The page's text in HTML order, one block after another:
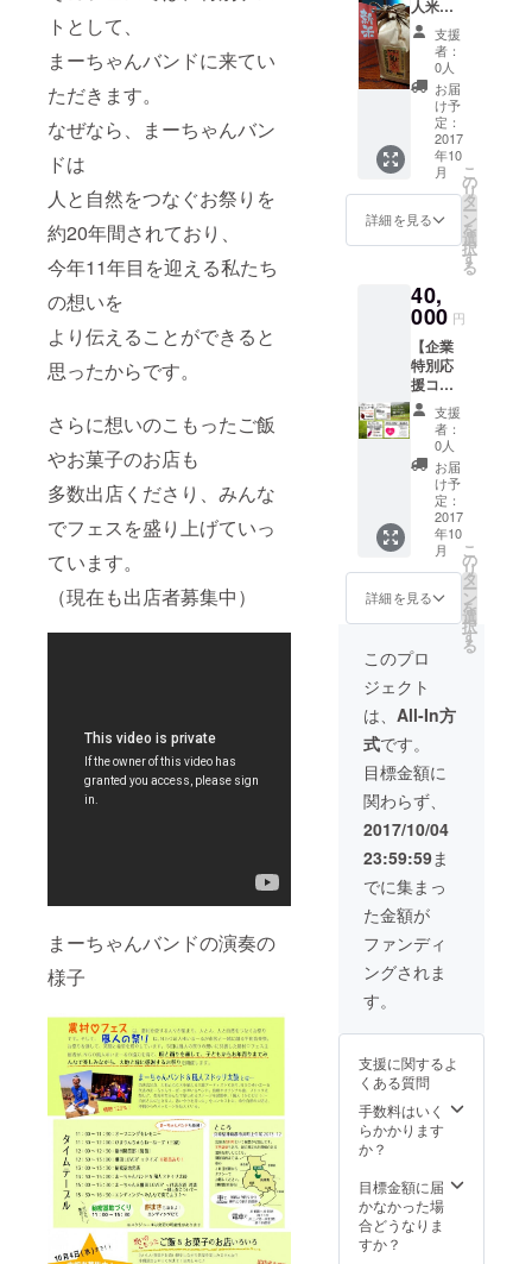
トとして、
まーちゃんバンドに来てい
ただきます。
なぜなら、まーちゃんバン
ドは
人と自然をつなぐお祭りを
約20年間されており、
今年11年目を迎える私たち
の想いを
より伝えることができると
思ったからです。
さらに想いのこもったご飯
やお菓子のお店も
多数出店くださり、みんな
でフェスを盛り上げていっ
ています。
（現在も出店者募集中）
まーちゃんバンドの演奏の
様子
県知事賞）
受賞
2016年に山
や川や海や
田畑や森林
など多様な
アウトドア
のフィール
良い未来を
支える子ど
もたちを育
むリーダー
の功績をた
たえ表彰す
る「JAPAN
OUTDOOR
LEADERS
AWARD2017
」で、日本
各地から応
募された81
名のリー
ダーを審査
した結果、
ファイナリ
スト10名の1
人に選ばれ
る。
2017年オー
ライ！ニッ
ポン大賞審
査委員長賞
（農林水産
省主催）受
賞
月 程ヶ谷
基金 男女
共同参画・
少子化関連
顕彰事業
活動賞受
賞
に掲載
しま
す。)
人米を
味わっ
て応援
コー
ス】 ・
農薬・
化学肥
料を
使って
いない
棚田米2
㎏ ・ブ
ランド
化した
仙人米5
㎏
支援
者：
0人
お届
け予
定：
2017
年10
月
詳細を見る
こ
の
リ
タ
ー
ン
を
選
択
す
る
40,
000 円
【企業
特別応
援コー
ス】 当
日配布
パンフ
レット
にA4の
広告を
掲載 (写
真はイ
ベント
中に掲
示した
応援企
業の例
です。
当日配
布のパ
ンフ
レット
に掲載
しま
す。)
支援
者：
0人
お届
け予
定：
2017
年10
月
詳細を見る
こ
の
リ
タ
ー
ン
を
選
択
す
る
このプロ
ジェクト
は、 All-In方
式です。
目標金額に
関わらず、
2017/10/04
23:59:59ま
でに集まっ
た金額が
ファンディ
ングされま
す。
支援に関するよ
くある質問
手数料はいく
らかかります
か？
目標金額に届
かなかった場
合どうなりま
すか？